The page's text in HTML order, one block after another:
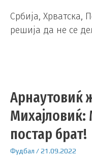
Србија, Хрватска,
решија да не се
Арнаутовиќ
постар брат!
Фудбал /21.09.2022